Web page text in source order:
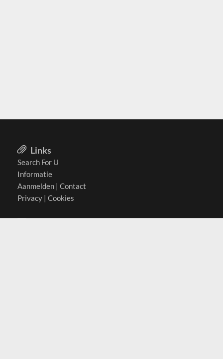
Links
Search For U
Informatie
Aanmelden | Contact
Privacy | Cookies